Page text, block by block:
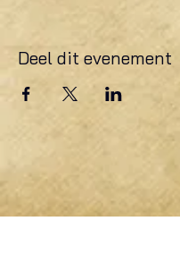
Deel dit evenement